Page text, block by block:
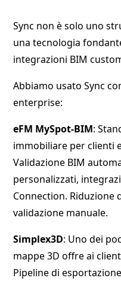
Sync non è solo uno
una tecnologia
integrazioni BIM
Abbiamo usato Sync
enterprise:
eFM MySpot-BIM:
immobiliare per clienti
Validazione BIM
personalizzati,
Connection. Riduzione
validazione manuale.
Simplex3D: Uno dei
mappe 3D offre ai
Pipeline di